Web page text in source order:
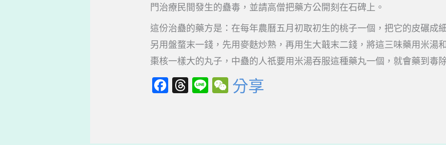
門治療民間發生的蠱毒，並請高僧把藥方公開刻在石碑上。
這份治蠱的藥方是：在每年農曆五月初取初生的桃子一個，把它的皮碾成
另用盤蝥末一錢，先用麥麩炒熟，再用生大蕺末二錢，將這三味藥用米湯
棗核一樣大的丸子，中蠱的人祇要用米湯吞服這種藥丸一個，就會藥到毒
F
a
T
hr
Li
n
W
e
分享